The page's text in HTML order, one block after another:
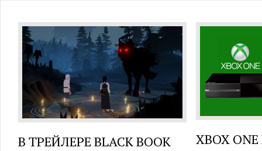
В ТРЕЙЛЕРЕ BLACK BOOK
XBOX